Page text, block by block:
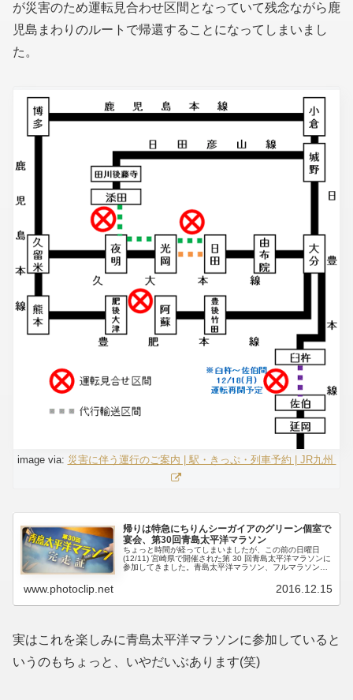
が災害のため運転見合わせ区間となっていて残念ながら鹿
児島まわりのルートで帰還することになってしまいまし
た。
image via: 災害に伴う運行のご案内 | 駅・きっぷ・列車予約 | JR九州
帰りは特急にちりんシーガイアのグリーン個室で
宴会、第30回青島太平洋マラソン
ちょっと時間が経ってしまいましたが、この前の日曜日
(12/11) 宮崎県で開催された第 30 回青島太平洋マラソンに
参加してきました。青島太平洋マラソン、フルマラソンの
www.photoclip.net 2016.12.15
実はこれを楽しみに青島太平洋マラソンに参加していると
いうのもちょっと、いやだいぶあります(笑)